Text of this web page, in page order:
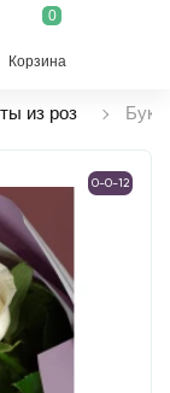
0
Корзина
из роз
0-0-12